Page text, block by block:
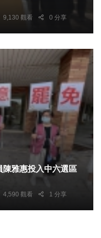
9,130 觀看 0 分享
4,590 觀看 1 分享